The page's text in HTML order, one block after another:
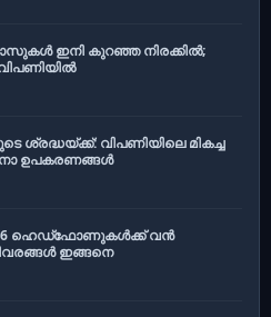
ഇനി കുറഞ്ഞ നിരക്കിൽ;
ശ്രദ്ധയ്ക്ക്: വിപണിയിലെ മികച്ച
ഉപകരണങ്ങൾ
ഹെഡ്‌ഫോണുകൾക്ക് വൻ
ഇങ്ങനെ